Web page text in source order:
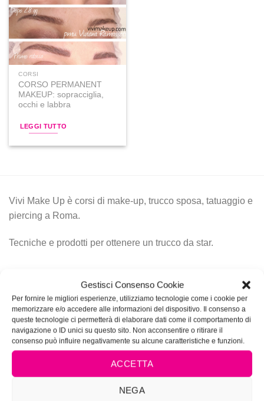
Gestisci Consenso Cookie
Per fornire le migliori esperienze, utilizziamo tecnologie come i cookie per
memorizzare e/o accedere alle informazioni del dispositivo. Il consenso a
queste tecnologie ci permetterà di elaborare dati come il comportamento di
navigazione o ID unici su questo sito. Non acconsentire o ritirare il
consenso può influire negativamente su alcune caratteristiche e funzioni.
ACCETTA
NEGA
alla lista
dei
desideri
CORSI
CORSO PERMANENT
MAKEUP: sopracciglia,
occhi e labbra
LEGGI TUTTO
Vivi Make Up è corsi di make-up, trucco sposa, tatuaggio e
piercing a Roma.
Tecniche e prodotti per ottenere un trucco da star.
VIVIMAKEUP ACADEMY
Corsi di tatuaggio e piercing autorizzati dalla Regione
Lazio Determinazione N.G04285
La prima Academy per lookmakers dal 1996